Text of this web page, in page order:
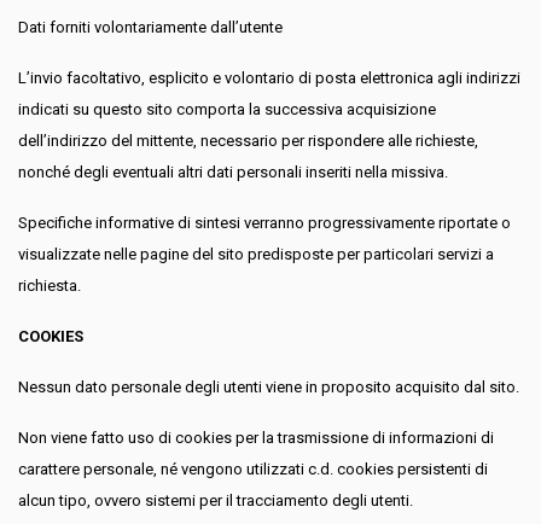
Dati forniti volontariamente dall’utente
L’invio facoltativo, esplicito e volontario di posta elettronica agli indirizzi
indicati su questo sito comporta la successiva acquisizione
dell’indirizzo del mittente, necessario per rispondere alle richieste,
nonché degli eventuali altri dati personali inseriti nella missiva.
Specifiche informative di sintesi verranno progressivamente riportate o
visualizzate nelle pagine del sito predisposte per particolari servizi a
richiesta.
COOKIES
Nessun dato personale degli utenti viene in proposito acquisito dal sito.
Non viene fatto uso di cookies per la trasmissione di informazioni di
carattere personale, né vengono utilizzati c.d. cookies persistenti di
alcun tipo, ovvero sistemi per il tracciamento degli utenti.